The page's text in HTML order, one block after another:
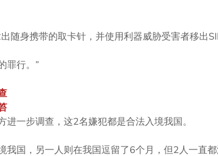
随身携带的取卡针，并使用利器威胁受害者移出
罪行。”
进一步调查，这2名嫌犯都是合法入境我国。
我国，另一人则在我国逗留了6个月，但2人一直